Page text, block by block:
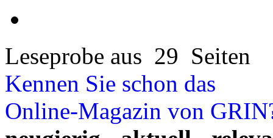
Leseprobe aus 29 Seiten
Kennen Sie schon das
Online-Magazin von